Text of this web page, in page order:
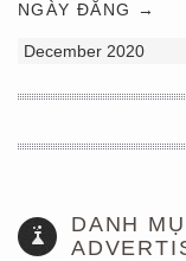
NGÀY ĐĂNG →
December 2020
DANH